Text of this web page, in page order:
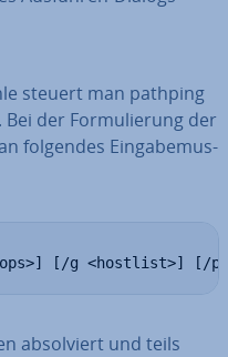
steuert man pathping
. Bei der For­mu­lie­rung der
folgendes Ein­ga­be­mus­
[/g <hostlist>] [/
ab­sol­viert und teils